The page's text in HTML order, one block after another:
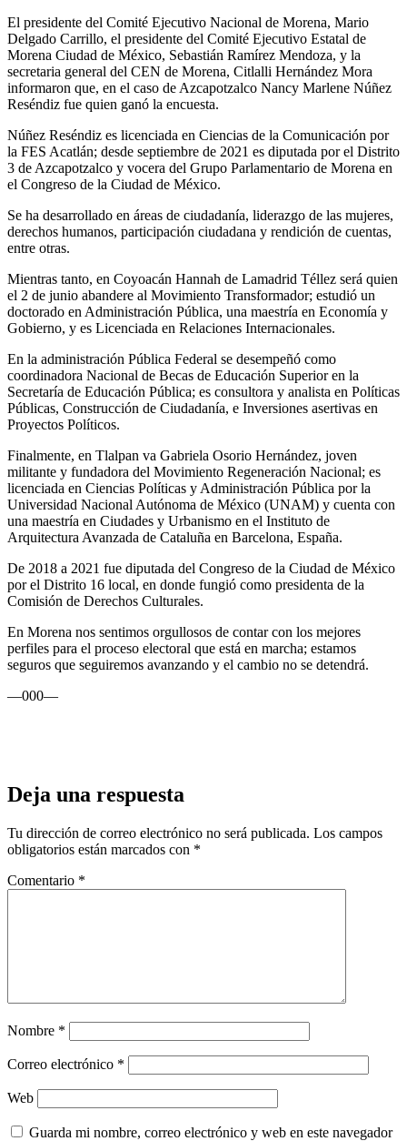
El presidente del Comité Ejecutivo Nacional de Morena, Mario
Delgado Carrillo, el presidente del Comité Ejecutivo Estatal de
Morena Ciudad de México, Sebastián Ramírez Mendoza, y la
secretaria general del CEN de Morena, Citlalli Hernández Mora
informaron que, en el caso de Azcapotzalco Nancy Marlene Núñez
Reséndiz fue quien ganó la encuesta.
Núñez Reséndiz es licenciada en Ciencias de la Comunicación por
la FES Acatlán; desde septiembre de 2021 es diputada por el Distrito
3 de Azcapotzalco y vocera del Grupo Parlamentario de Morena en
el Congreso de la Ciudad de México.
Se ha desarrollado en áreas de ciudadanía, liderazgo de las mujeres,
derechos humanos, participación ciudadana y rendición de cuentas,
entre otras.
Mientras tanto, en Coyoacán Hannah de Lamadrid Téllez será quien
el 2 de junio abandere al Movimiento Transformador; estudió un
doctorado en Administración Pública, una maestría en Economía y
Gobierno, y es Licenciada en Relaciones Internacionales.
En la administración Pública Federal se desempeñó como
coordinadora Nacional de Becas de Educación Superior en la
Secretaría de Educación Pública; es consultora y analista en Políticas
Públicas, Construcción de Ciudadanía, e Inversiones asertivas en
Proyectos Políticos.
Finalmente, en Tlalpan va Gabriela Osorio Hernández, joven
militante y fundadora del Movimiento Regeneración Nacional; es
licenciada en Ciencias Políticas y Administración Pública por la
Universidad Nacional Autónoma de México (UNAM) y cuenta con
una maestría en Ciudades y Urbanismo en el Instituto de
Arquitectura Avanzada de Cataluña en Barcelona, España.
De 2018 a 2021 fue diputada del Congreso de la Ciudad de México
por el Distrito 16 local, en donde fungió como presidenta de la
Comisión de Derechos Culturales.
En Morena nos sentimos orgullosos de contar con los mejores
perfiles para el proceso electoral que está en marcha; estamos
seguros que seguiremos avanzando y el cambio no se detendrá.
—000—
Deja una respuesta
Tu dirección de correo electrónico no será publicada. Los campos
obligatorios están marcados con *
Comentario *
Nombre *
Correo electrónico *
Web
Guarda mi nombre, correo electrónico y web en este navegador